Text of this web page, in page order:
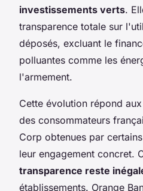
investissements verts.
transparence totale sur
déposés, excluant le
polluantes comme les
l'armement.
Cette évolution répond
des consommateurs
Corp obtenues par
leur engagement concret.
transparence reste
établissements. Orange